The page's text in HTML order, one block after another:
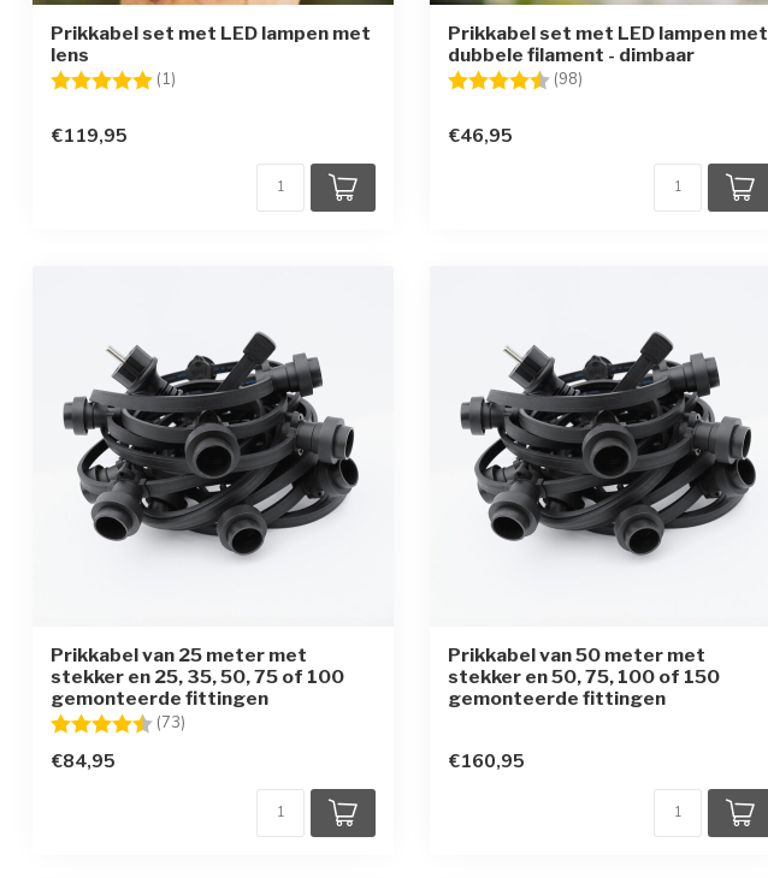
Prikkabel set met LED lampen met
lens
Beoordeling: (1)
€119,95
Prikkabel set met LED lampen met
dubbele filament - dimbaar
Beoordeling: (98)
€46,95
Prikkabel van 25 meter met
stekker en 25, 35, 50, 75 of 100
gemonteerde fittingen
Beoordeling: (73)
€84,95
Prikkabel van 50 meter met
stekker en 50, 75, 100 of 150
gemonteerde fittingen
€160,95